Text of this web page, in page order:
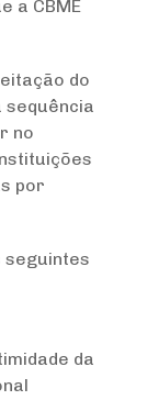
a CBME
do
sequência
no
por
seguintes
da